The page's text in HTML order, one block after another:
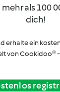
als 100
dich!
erhalte ein
von Cookidoo®